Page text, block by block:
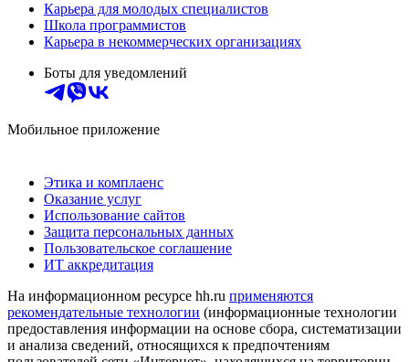
Карьера для молодых специалистов
Школа программистов
Карьера в некоммерческих организациях
Боты для уведомлений
Мобильное приложение
Этика и комплаенс
Оказание услуг
Использование сайтов
Защита персональных данных
Пользовательское соглашение
ИТ аккредитация
На информационном ресурсе hh.ru применяются
рекомендательные технологии (информационные технологии
предоставления информации на основе сбора, систематизации
и анализа сведений, относящихся к предпочтениям